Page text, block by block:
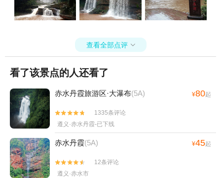
已下线+天河潭旅游度假区奇幻谷+中国茶海景区
(湄潭茶海)+务川开心无动力乐园-已下线+贵州长
雪场+多彩贵州城+多彩欢乐谷+自在野奢温泉私
汤小院+恐龙小镇+十二背后·双河洞景区+南江大
峡谷漂流1日游
查看全部点评 
看了该景点的人还看了
赤水丹霞旅游区·大瀑布(5A) ¥80起


1335条评论
遵义·赤水丹霞-已下线
赤水丹霞(5A) ¥45起


12条评论
遵义·赤水市